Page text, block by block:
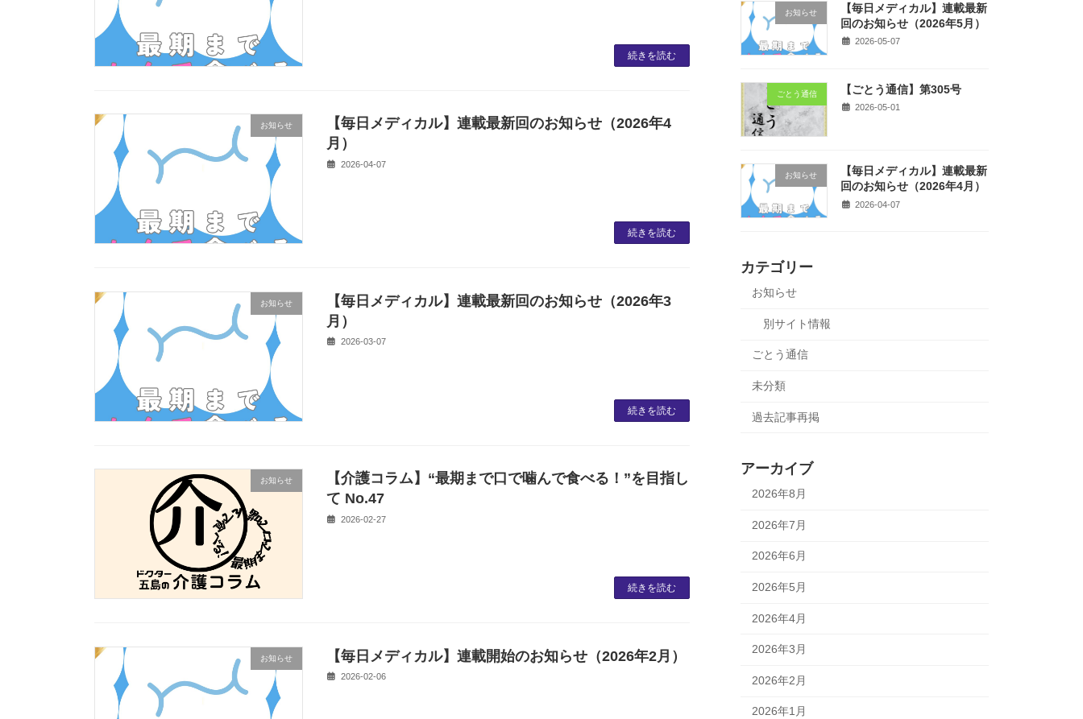
続きを読む
お知らせ
【毎日メディカル】連載最新回のお知らせ（2026年4
月）
2026-04-07
続きを読む
お知らせ
【毎日メディカル】連載最新回のお知らせ（2026年3
月）
2026-03-07
続きを読む
お知らせ
【介護コラム】“最期まで口で噛んで食べる！”を目指し
て No.47
2026-02-27
続きを読む
お知らせ 【毎日メディカル】連載開始のお知らせ（2026年2月）
2026-02-06
お知らせ
【毎日メディカル】連載最新
回のお知らせ（2026年5月）
2026-05-07
ごとう通信 【ごとう通信】第305号
2026-05-01
お知らせ
【毎日メディカル】連載最新
回のお知らせ（2026年4月）
2026-04-07
カテゴリー
お知らせ
別サイト情報
ごとう通信
未分類
過去記事再掲
アーカイブ
2026年8月
2026年7月
2026年6月
2026年5月
2026年4月
2026年3月
2026年2月
2026年1月